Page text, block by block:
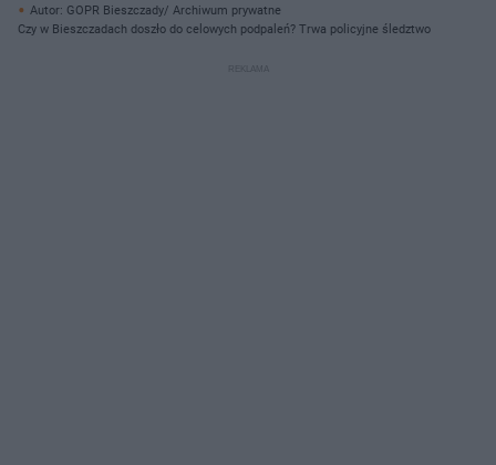
Autor: GOPR Bieszczady/ Archiwum prywatne
Czy w Bieszczadach doszło do celowych podpaleń? Trwa policyjne śledztwo